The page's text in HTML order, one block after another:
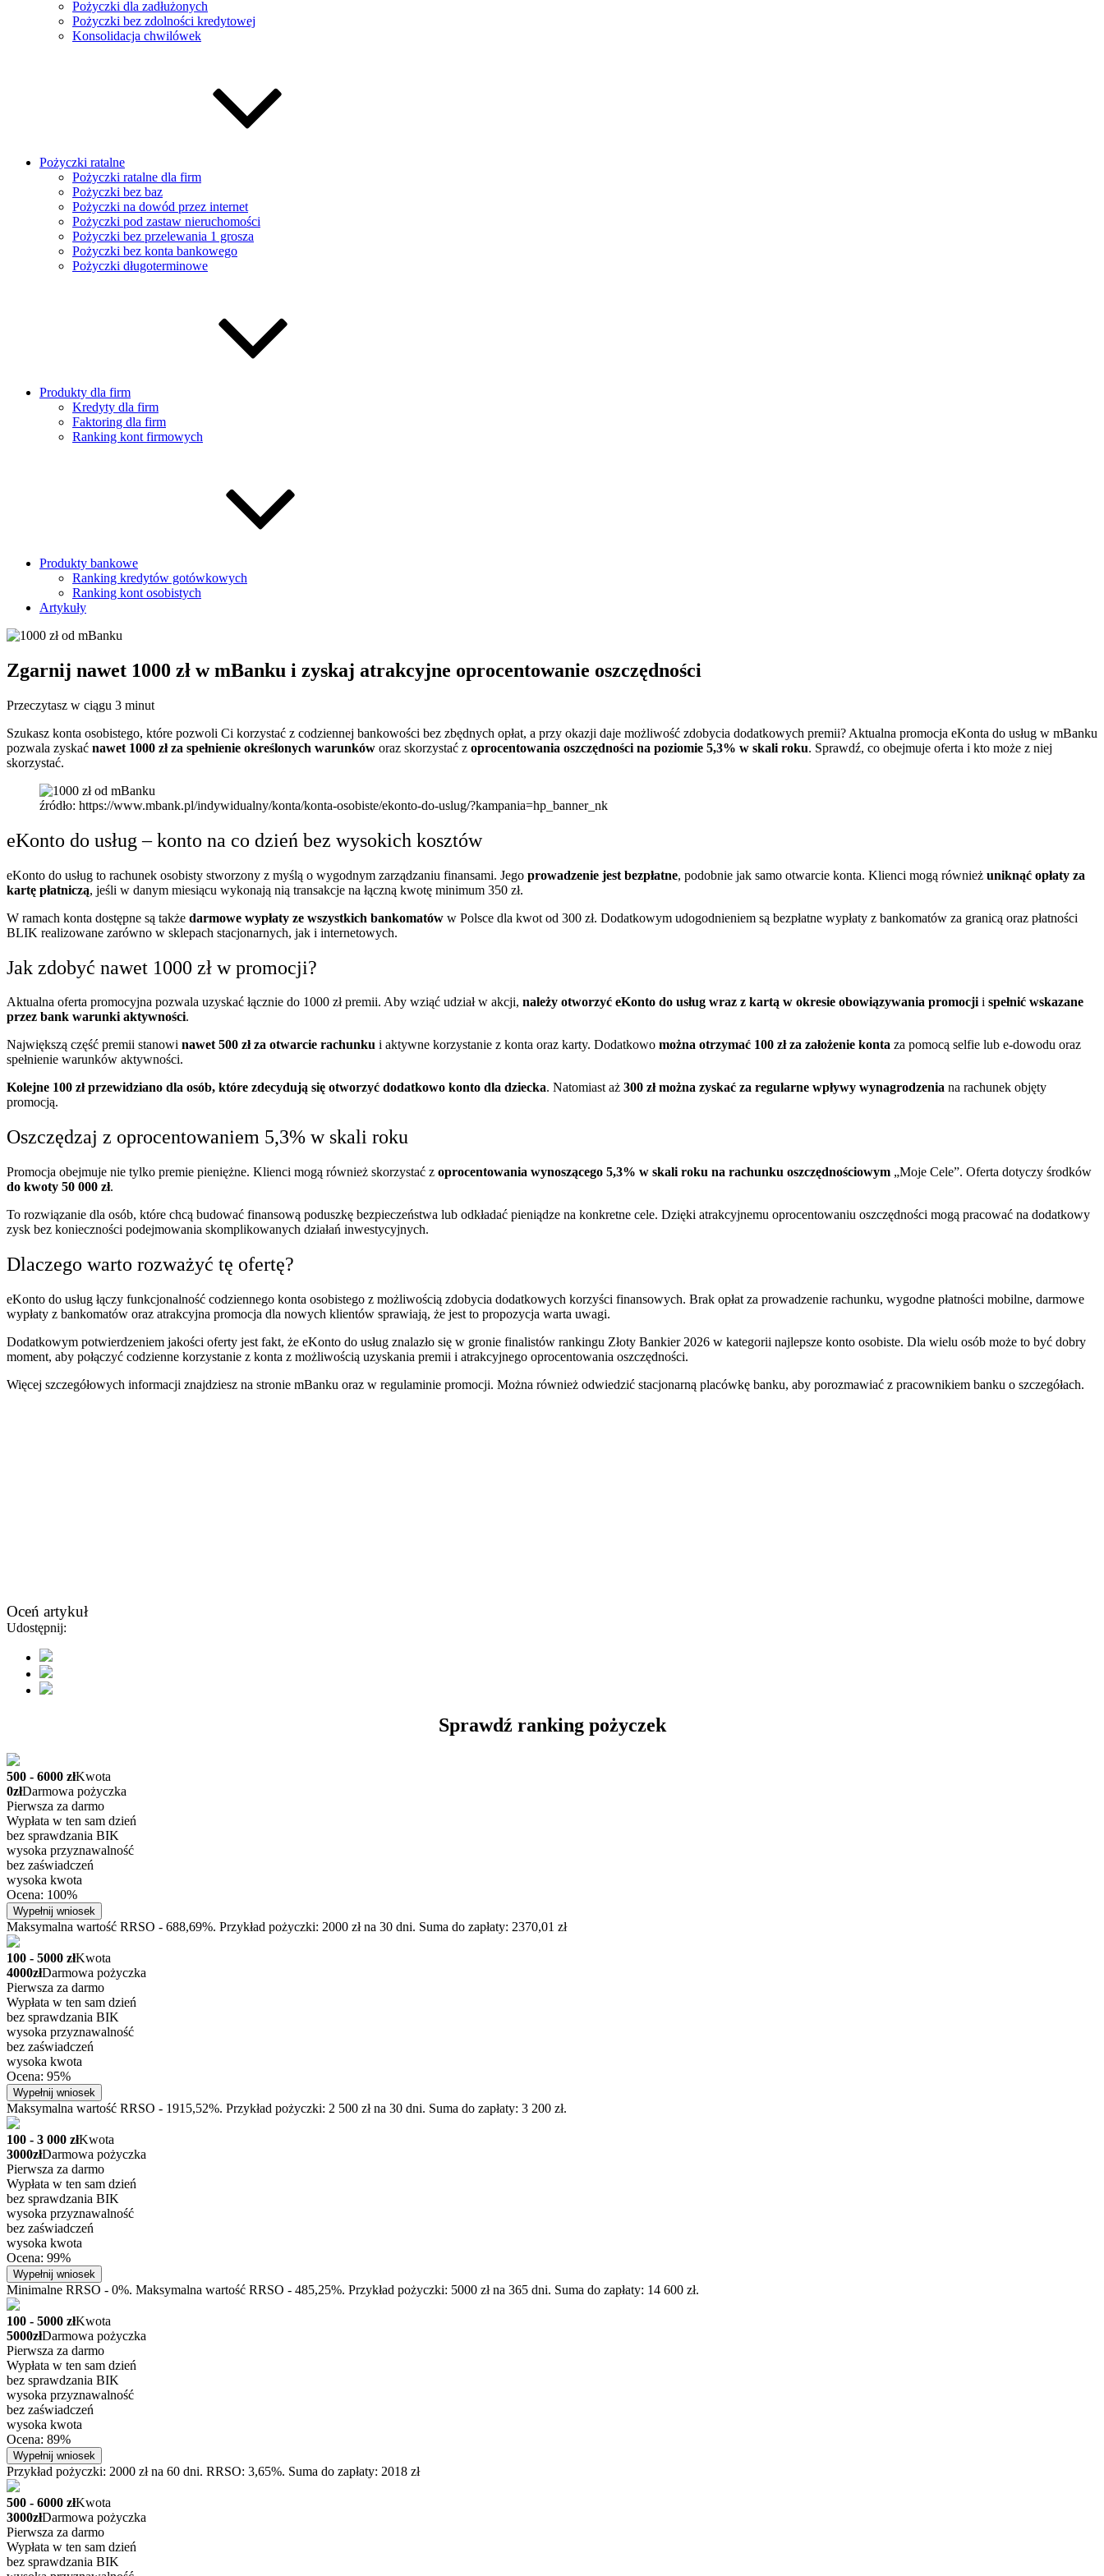
Pożyczki dla zadłużonych
Pożyczki bez zdolności kredytowej
Konsolidacja chwilówek
Pożyczki ratalne
Pożyczki ratalne dla firm
Pożyczki bez baz
Pożyczki na dowód przez internet
Pożyczki pod zastaw nieruchomości
Pożyczki bez przelewania 1 grosza
Pożyczki bez konta bankowego
Pożyczki długoterminowe
Produkty dla firm
Kredyty dla firm
Faktoring dla firm
Ranking kont firmowych
Produkty bankowe
Ranking kredytów gotówkowych
Ranking kont osobistych
Artykuły
Zgarnij nawet 1000 zł w mBanku i zyskaj atrakcyjne oprocentowanie oszczędności
Przeczytasz w ciągu 3 minut
Szukasz konta osobistego, które pozwoli Ci korzystać z codziennej bankowości bez zbędnych opłat, a przy okazji daje możliwość zdobycia dodatkowych premii? Aktualna promocja eKonta do usług w mBanku
pozwala zyskać nawet 1000 zł za spełnienie określonych warunków oraz skorzystać z oprocentowania oszczędności na poziomie 5,3% w skali roku. Sprawdź, co obejmuje oferta i kto może z niej
skorzystać.
źródło: https://www.mbank.pl/indywidualny/konta/konta-osobiste/ekonto-do-uslug/?kampania=hp_banner_nk
eKonto do usług – konto na co dzień bez wysokich kosztów
eKonto do usług to rachunek osobisty stworzony z myślą o wygodnym zarządzaniu finansami. Jego prowadzenie jest bezpłatne, podobnie jak samo otwarcie konta. Klienci mogą również uniknąć opłaty za
kartę płatniczą, jeśli w danym miesiącu wykonają nią transakcje na łączną kwotę minimum 350 zł.
W ramach konta dostępne są także darmowe wypłaty ze wszystkich bankomatów w Polsce dla kwot od 300 zł. Dodatkowym udogodnieniem są bezpłatne wypłaty z bankomatów za granicą oraz płatności
BLIK realizowane zarówno w sklepach stacjonarnych, jak i internetowych.
Jak zdobyć nawet 1000 zł w promocji?
Aktualna oferta promocyjna pozwala uzyskać łącznie do 1000 zł premii. Aby wziąć udział w akcji, należy otworzyć eKonto do usług wraz z kartą w okresie obowiązywania promocjii spełnić wskazane
przez bank warunki aktywności.
Największą część premii stanowi nawet 500 zł za otwarcie rachunku i aktywne korzystanie z konta oraz karty. Dodatkowo można otrzymać 100 zł za założenie konta za pomocą selfie lub e-dowodu oraz
spełnienie warunków aktywności.
Kolejne 100 zł przewidziano dla osób, które zdecydują się otworzyć dodatkowo konto dla dziecka. Natomiast aż 300 zł można zyskać za regularne wpływy wynagrodzenia na rachunek objęty
promocją.
Oszczędzaj z oprocentowaniem 5,3% w skali roku
Promocja obejmuje nie tylko premie pieniężne. Klienci mogą również skorzystać z oprocentowania wynoszącego 5,3% w skali roku na rachunku oszczędnościowym „Moje Cele”. Oferta dotyczy środków
do kwoty 50 000 zł.
To rozwiązanie dla osób, które chcą budować finansową poduszkę bezpieczeństwa lub odkładać pieniądze na konkretne cele. Dzięki atrakcyjnemu oprocentowaniu oszczędności mogą pracować na dodatkowy
zysk bez konieczności podejmowania skomplikowanych działań inwestycyjnych.
Dlaczego warto rozważyć tę ofertę?
eKonto do usług łączy funkcjonalność codziennego konta osobistego z możliwością zdobycia dodatkowych korzyści finansowych. Brak opłat za prowadzenie rachunku, wygodne płatności mobilne, darmowe
wypłaty z bankomatów oraz atrakcyjna promocja dla nowych klientów sprawiają, że jest to propozycja warta uwagi.
Dodatkowym potwierdzeniem jakości oferty jest fakt, że eKonto do usług znalazło się w gronie finalistów rankingu Złoty Bankier 2026 w kategorii najlepsze konto osobiste. Dla wielu osób może to być dobry
moment, aby połączyć codzienne korzystanie z konta z możliwością uzyskania premii i atrakcyjnego oprocentowania oszczędności.
Więcej szczegółowych informacji znajdziesz na stronie mBanku oraz w regulaminie promocji. Można również odwiedzić stacjonarną placówkę banku, aby porozmawiać z pracownikiem banku o szczegółach.
Oceń artykuł
Udostępnij:
Sprawdź ranking pożyczek
500 - 6000 złKwota
0złDarmowa pożyczka
Pierwsza za darmo
Wypłata w ten sam dzień
bez sprawdzania BIK
wysoka przyznawalność
bez zaświadczeń
wysoka kwota
Ocena: 100%
Wypełnij wniosek
Maksymalna wartość RRSO - 688,69%. Przykład pożyczki: 2000 zł na 30 dni. Suma do zapłaty: 2370,01 zł
100 - 5000 złKwota
4000złDarmowa pożyczka
Pierwsza za darmo
Wypłata w ten sam dzień
bez sprawdzania BIK
wysoka przyznawalność
bez zaświadczeń
wysoka kwota
Ocena: 95%
Wypełnij wniosek
Maksymalna wartość RRSO - 1915,52%. Przykład pożyczki: 2 500 zł na 30 dni. Suma do zapłaty: 3 200 zł.
100 - 3 000 złKwota
3000złDarmowa pożyczka
Pierwsza za darmo
Wypłata w ten sam dzień
bez sprawdzania BIK
wysoka przyznawalność
bez zaświadczeń
wysoka kwota
Ocena: 99%
Wypełnij wniosek
Minimalne RRSO - 0%. Maksymalna wartość RRSO - 485,25%. Przykład pożyczki: 5000 zł na 365 dni. Suma do zapłaty: 14 600 zł.
100 - 5000 złKwota
5000złDarmowa pożyczka
Pierwsza za darmo
Wypłata w ten sam dzień
bez sprawdzania BIK
wysoka przyznawalność
bez zaświadczeń
wysoka kwota
Ocena: 89%
Wypełnij wniosek
Przykład pożyczki: 2000 zł na 60 dni. RRSO: 3,65%. Suma do zapłaty: 2018 zł
500 - 6000 złKwota
3000złDarmowa pożyczka
Pierwsza za darmo
Wypłata w ten sam dzień
bez sprawdzania BIK